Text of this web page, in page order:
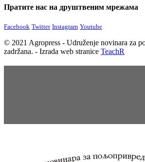
Пратите нас на друштвеним мрежама
Facebook Twitter Instagram Youtube
© 2021 Agropress - Udruženje novinara za
zadržana. - Izrada web stranice TeachR